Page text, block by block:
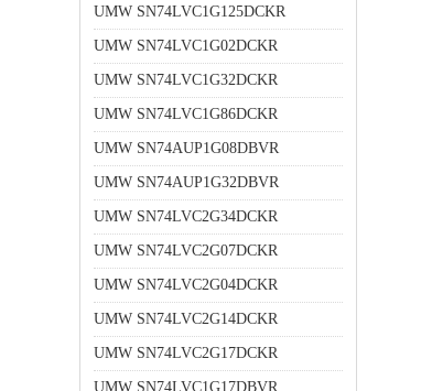
UMW SN74LVC1G125DCKR
UMW SN74LVC1G02DCKR
UMW SN74LVC1G32DCKR
UMW SN74LVC1G86DCKR
UMW SN74AUP1G08DBVR
UMW SN74AUP1G32DBVR
UMW SN74LVC2G34DCKR
UMW SN74LVC2G07DCKR
UMW SN74LVC2G04DCKR
UMW SN74LVC2G14DCKR
UMW SN74LVC2G17DCKR
UMW SN74LVC1G17DBVR